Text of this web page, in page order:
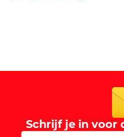
Schrijf je in voor